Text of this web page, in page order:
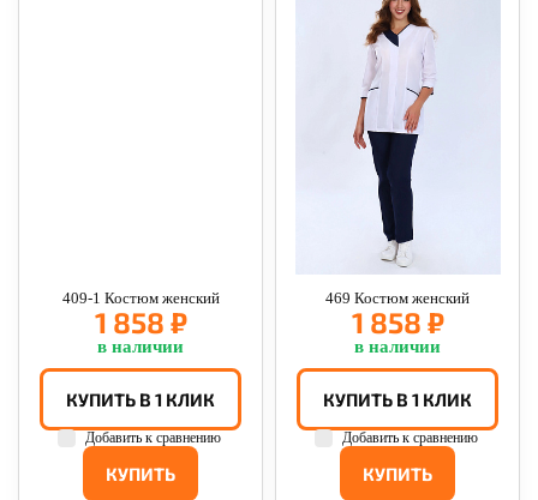
409-1 Костюм женский
1 858 ₽
в наличии
КУПИТЬ
КУПИТЬ В 1 КЛИК
Добавить к сравнению
469 Костюм женский
1 858 ₽
в наличии
КУПИТЬ
КУПИТЬ В 1 КЛИК
Добавить к сравнению